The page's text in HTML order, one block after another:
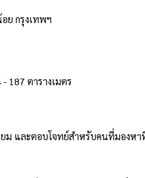
ย กรุงเทพฯ
187 ตารางเมตร
ม และตอบโจทย์สำหรับคนที่มองห